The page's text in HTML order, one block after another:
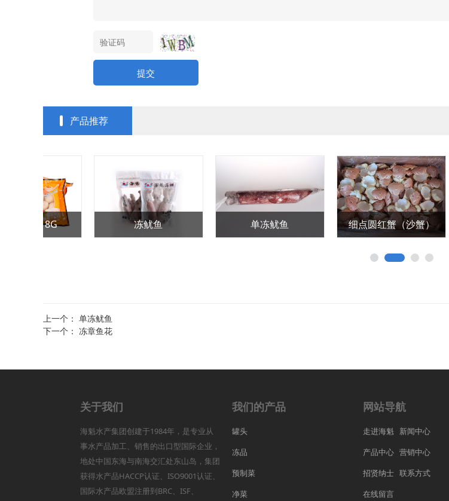
提交
产品推荐
细点圆红蟹（沙蟹） 冻去头巴浪鱼
上一个： 单冻鱿鱼
下一个： 冻章鱼花
关于我们
海魁水产集团创建于1984年，是专业从
事水产品加工、销售的出口型国际企业，
地处中国东海与南海交汇处东山岛，集团
获得水产品HACCP认证、ISO9001认证、
国际水产品欧盟注册到BRC、ISF、
我们的产品
罐头
冻品
预制菜
净菜
网站导航
走进海魁 新闻中心
产品中心 营销中心
招贤纳士 联系方式
在线留言